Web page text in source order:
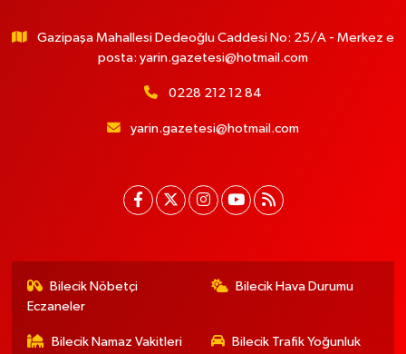
Gazipaşa Mahallesi Dedeoğlu Caddesi No: 25/A - Merkez e
posta: yarin.gazetesi@hotmail.com
0228 212 12 84
yarin.gazetesi@hotmail.com
Bilecik Nöbetçi
Eczaneler
Bilecik Hava Durumu
Bilecik Namaz Vakitleri
Bilecik Trafik Yoğunluk